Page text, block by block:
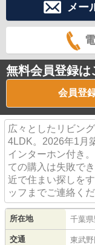
メー
無料会員登録は
会員登
広々としたリビン
4LDK。2026年1月
インターホン付き
ての購入は失敗で
近で住まい探しを
ッフまでご連絡くだ
所在地 千葉県
交通 東武